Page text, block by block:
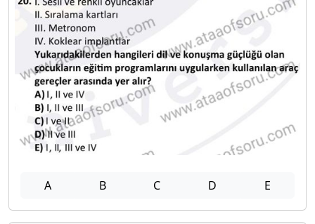
A B C D E